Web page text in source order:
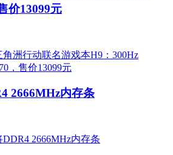
价13099元
2666MHz内存条